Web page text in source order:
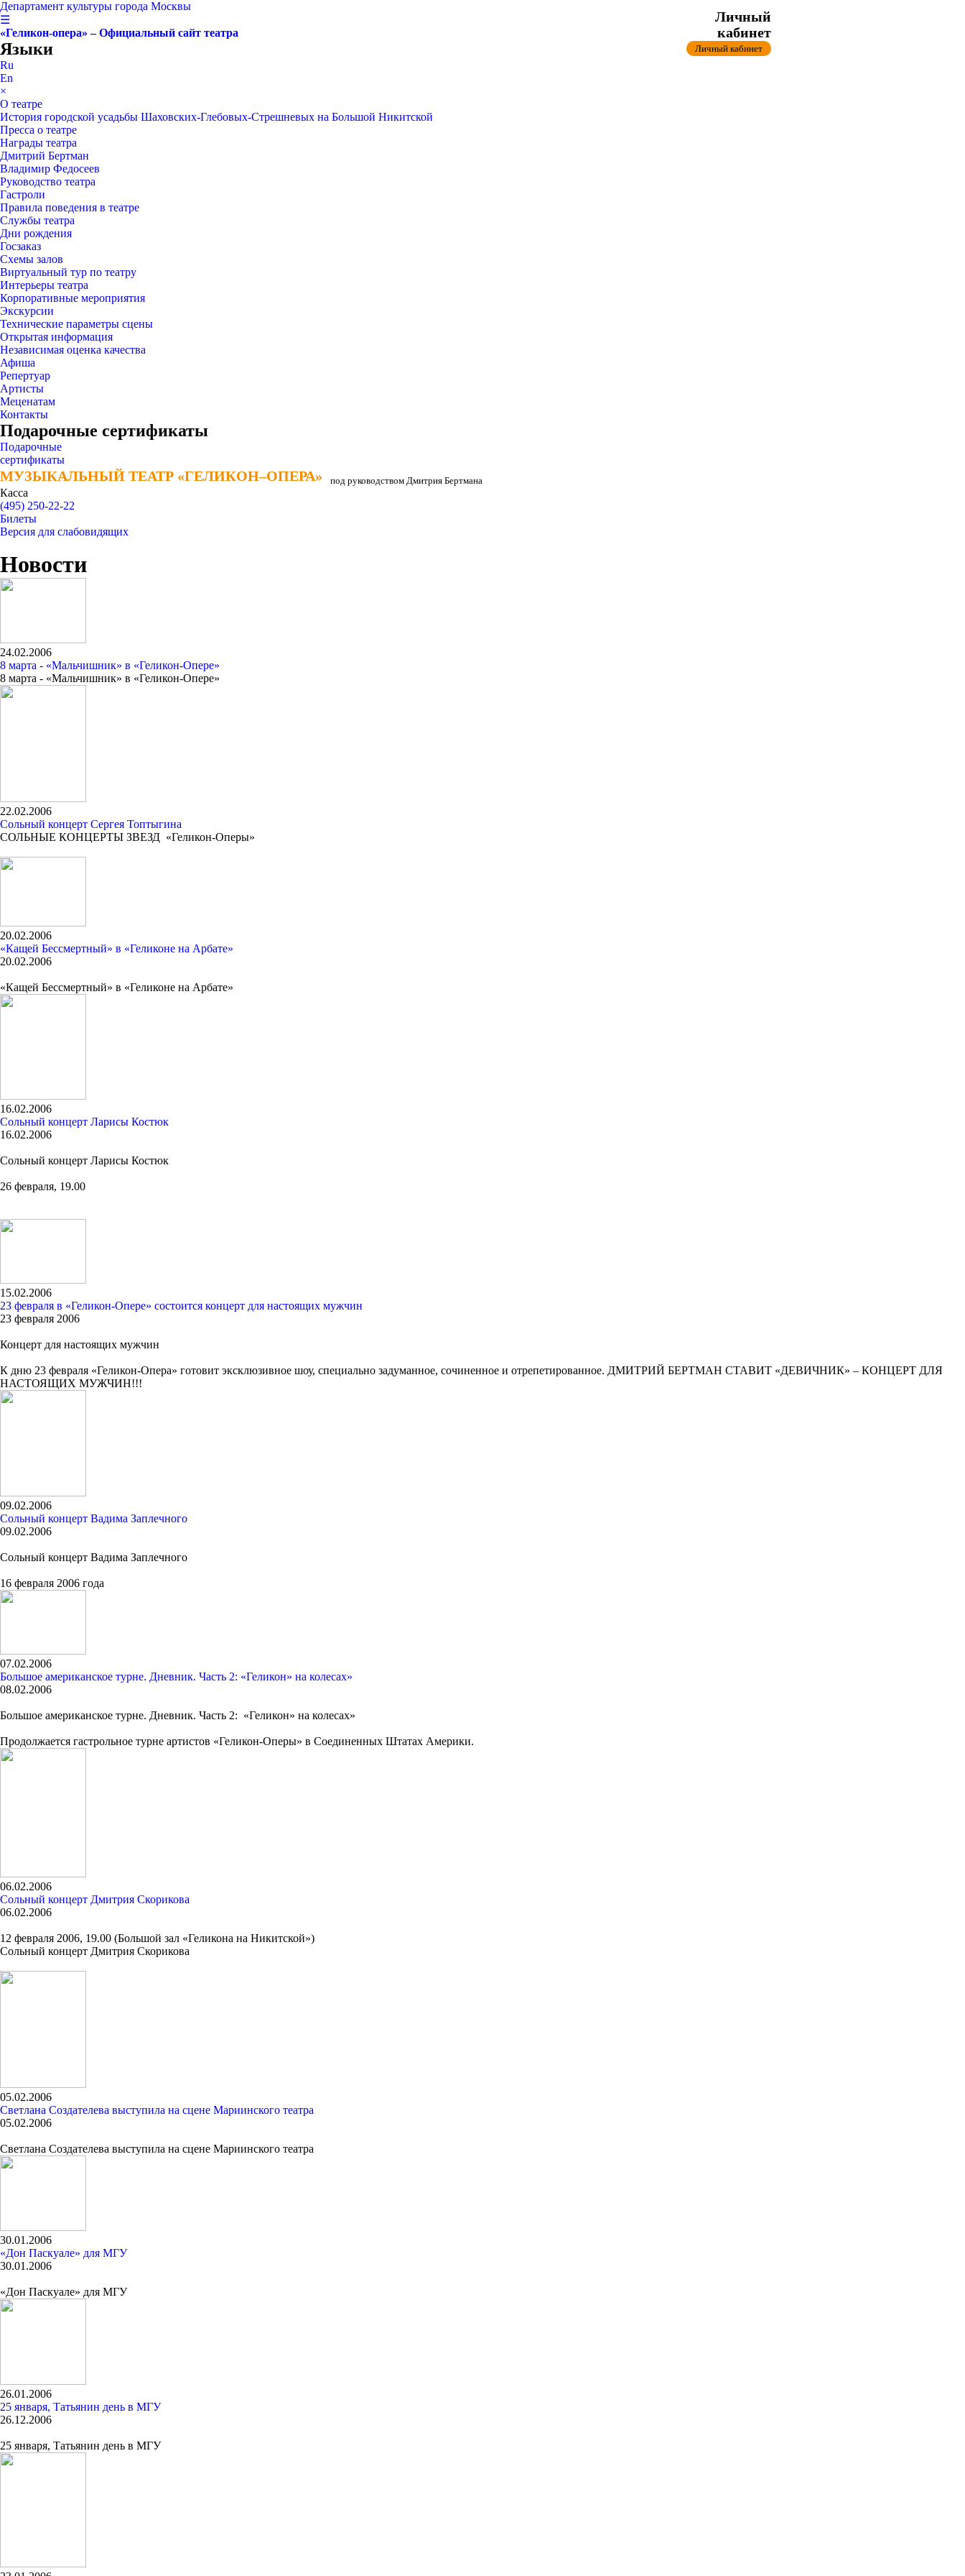
Департамент культуры города Москвы
☰
«Геликон-опера» – Официальный сайт театра
Языки
Ru
En
×
О театре
История городской усадьбы Шаховских-Глебовых-Стрешневых на Большой Никитской
Пресса о театре
Награды театра
Дмитрий Бертман
Владимир Федосеев
Руководство театра
Гастроли
Правила поведения в театре
Службы театра
Дни рождения
Госзаказ
Схемы залов
Виртуальный тур по театру
Интерьеры театра
Корпоративные мероприятия
Экскурсии
Технические параметры сцены
Открытая информация
Независимая оценка качества
Афиша
Репертуар
Артисты
Меценатам
Контакты
Подарочные сертификаты
Подарочные
сертификаты
МУЗЫКАЛЬНЫЙ ТЕАТР «ГЕЛИКОН–ОПЕРА»
МУЗЫКАЛЬНЫЙ ТЕАТР «ГЕЛИКОН–ОПЕРА» под руководством Дмитрия Бертмана
Касса
(495) 250-22-22
Личный
кабинет
Личный кабинет
Билеты
Версия для слабовидящих
Новости
24.02.2006
8 марта - «Мальчишник» в «Геликон-Опере»
8 марта - «Мальчишник» в «Геликон-Опере»
22.02.2006
Сольный концерт Сергея Топтыгина
СОЛЬНЫЕ КОНЦЕРТЫ ЗВЕЗД «Геликон-Оперы»
20.02.2006
«Кащей Бессмертный» в «Геликоне на Арбате»
20.02.2006
«Кащей Бессмертный» в «Геликоне на Арбате»
16.02.2006
Сольный концерт Ларисы Костюк
16.02.2006
Сольный концерт Ларисы Костюк
26 февраля, 19.00
15.02.2006
23 февраля в «Геликон-Опере» состоится концерт для настоящих мужчин
23 февраля 2006
Концерт для настоящих мужчин
К дню 23 февраля «Геликон-Опера» готовит эксклюзивное шоу, специально задуманное, сочиненное и отрепетированное. ДМИТРИЙ БЕРТМАН СТАВИТ «ДЕВИЧНИК» – КОНЦЕРТ ДЛЯ
НАСТОЯЩИХ МУЖЧИН!!!
09.02.2006
Сольный концерт Вадима Заплечного
09.02.2006
Сольный концерт Вадима Заплечного
16 февраля 2006 года
07.02.2006
Большое американское турне. Дневник. Часть 2: «Геликон» на колесах»
08.02.2006
Большое американское турне. Дневник. Часть 2: «Геликон» на колесах»
Продолжается гастрольное турне артистов «Геликон-Оперы» в Соединенных Штатах Америки.
06.02.2006
Сольный концерт Дмитрия Скорикова
06.02.2006
12 февраля 2006, 19.00 (Большой зал «Геликона на Никитской»)
Сольный концерт Дмитрия Скорикова
05.02.2006
Светлана Создателева выступила на сцене Мариинского театра
05.02.2006
Светлана Создателева выступила на сцене Мариинского театра
30.01.2006
«Дон Паскуале» для МГУ
30.01.2006
«Дон Паскуале» для МГУ
26.01.2006
25 января, Татьянин день в МГУ
26.12.2006
25 января, Татьянин день в МГУ